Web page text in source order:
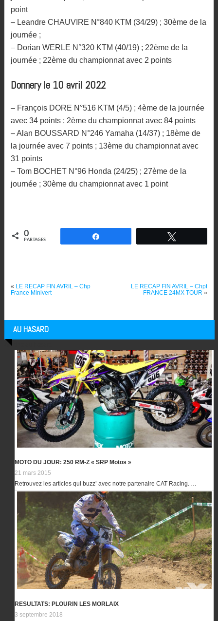
point
– Leandre CHAUVIRE N°840 KTM (34/29) ; 30ème de la
journée ;
– Dorian WERLE N°320 KTM (40/19) ; 22ème de la
journée ; 22ème du championnat avec 2 points
Donnery le 10 avril 2022
– François DORE N°516 KTM (4/5) ; 4ème de la journée
avec 34 points ; 2ème du championnat avec 84 points
– Alan BOUSSARD N°246 Yamaha (14/37) ; 18ème de
la journée avec 7 points ; 13ème du championnat avec
31 points
– Tom BOCHET N°96 Honda (24/25) ; 27ème de la
journée ; 30ème du championnat avec 1 point
0
PARTAGES
« LE RECAP FIN AVRIL – Chp
France Minivert
LE RECAP FIN AVRIL – Chpt
FRANCE 24MX TOUR »
AU HASARD
Articles au hasard
MOTO DU JOUR: 250 RM-Z « SRP Motos »
21 mars 2015
Retrouvez les articles qui buzz’ avec notre partenaire CAT Racing. …
RESULTATS: PLOURIN LES MORLAIX
3 septembre 2018